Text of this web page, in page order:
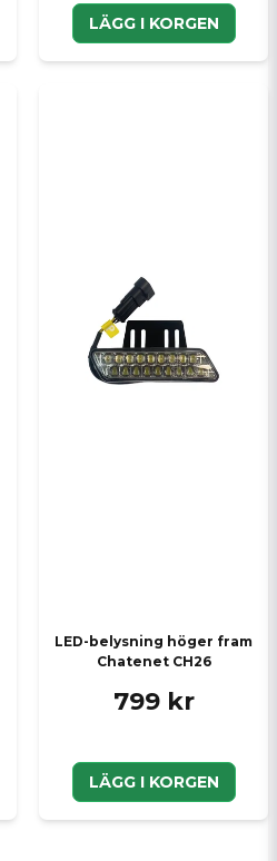
LÄGG I KORGEN
LED-belysning höger fram
Chatenet CH26
799 kr
LÄGG I KORGEN